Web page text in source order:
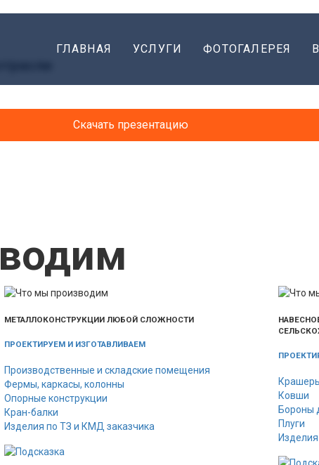
ГЛАВНАЯ УСЛУГИ ФОТОГАЛЕРЕЯ
Скачать презентацию
МЕТАЛЛОКОНСТРУКЦИИ ЛЮБОЙ СЛОЖНОСТИ
ПРОЕКТИРУЕМ И ИЗГОТАВЛИВАЕМ
Производственные и складские помещения
Фермы, каркасы, колонны
Опорные конструкции
Кран-балки
Изделия по ТЗ и КМД заказчика
Ковши
Бороны
Плуги